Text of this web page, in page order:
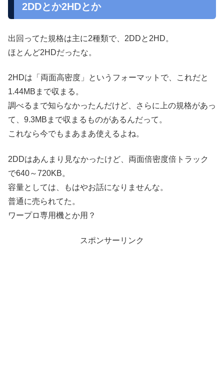
2DDとか2HDとか
出回ってた規格は主に2種類で、2DDと2HD。
ほとんど2HDだったな。
2HDは「両面高密度」というフォーマットで、これだと
1.44MBまで収まる。
調べるまで知らなかったんだけど、さらに上の規格があっ
て、9.3MBまで収まるものがあるんだって。
これなら今でもまあまあ使えるよね。
2DDはあんまり見なかったけど、両面倍密度倍トラック
で640～720KB。
容量としては、もはやお話になりませんな。
普通に売られてた。
ワープロ専用機とか用？
スポンサーリンク